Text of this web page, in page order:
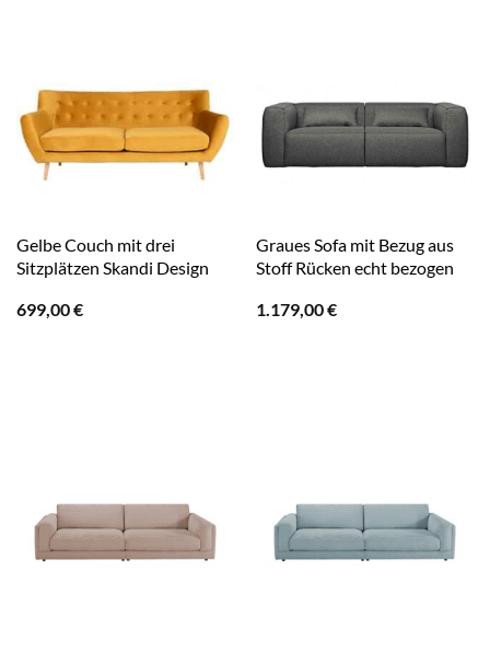
Gelbe Couch mit drei
Sitzplätzen Skandi Design
699,00€
Graues Sofa mit Bezug aus
Stoff Rücken echt bezogen
1.179,00€